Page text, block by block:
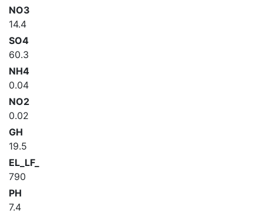
NO3
14.4
SO4
60.3
NH4
0.04
NO2
0.02
GH
19.5
EL_LF_
790
PH
7.4